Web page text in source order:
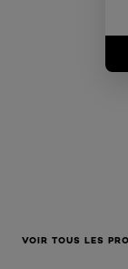
VOIR TOUS LES